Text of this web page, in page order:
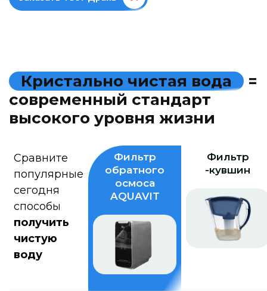
Кристально чистая вода
=
современный стандарт
высокого уровня жизни
Сравните
популярные
сегодня
способы
получить
чистую
воду
Фильтр
обратного
осмоса
AQUAVIT
Фильтр
-кувшин